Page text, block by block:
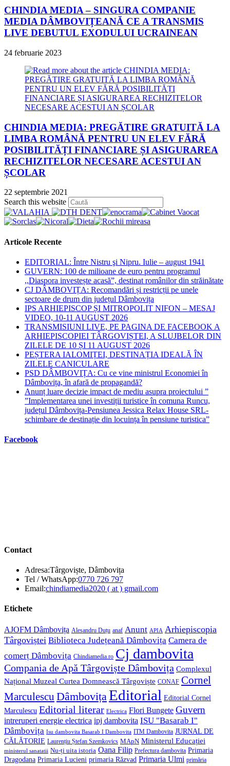
CHINDIA MEDIA – SINGURA COMPANIE
MEDIA DÂMBOVIȚEANĂ CE A TRANSMIS
LIVE DEBUTUL EXODULUI UCRAINEAN
24 februarie 2023
CHINDIA MEDIA: PREGĂTIRE GRATUITĂ LA
LIMBA ROMÂNĂ PENTRU UN ELEV FĂRĂ
POSIBILITĂȚI FINANCIARE ȘI ASIGURAREA
RECHIZITELOR NECESARE ACESTUI AN
ȘCOLAR
22 septembrie 2021
Search this website
Escape
Articole Recente
EDITORIAL: Între Nistru şi Nipru. Iulie – august 1941
GUVERN: 100 de milioane de euro pentru programul
,,Diaspora investește acasă”, destinat românilor din străinătate
CJ DÂMBOVIȚA: Recomandări și restricții pe unele
sectoare de drum din județul Dâmbovița
IPS ARHIEPISCOP ȘI MITROPOLIT NIFON – MESAJ
VIDEO, 10-11 AUGUST 2026
TRANSMISIUNI LIVE, PE PAGINA DE FACEBOOK A
ARHIEPISCOPIEI TÂRGOVIȘTEI, A SLUJBELOR DIN
ZILELE DE 10 ȘI 11 AUGUST 2026
PEȘTERA IALOMIȚEI, DESTINAȚIA IDEALĂ ÎN
ZILELE CANICULARE
PSD DÂMBOVIȚA: Cu ce vine ministrul Economiei în
Dâmbovița, în afară de propagandă?
Anunț luare decizie impact de mediu asupra proiectului ”
”Implementarea unei investiții turistice în comuna Runcu,
județul Dâmbovița-Pensiunea Jessica Relax House SRL-
schimbare de destinație din locuința în pensiune turistica”
Facebook
Contact
Adresa:Târgoviște, Dâmbovița
Tel / WhatsApp:0770 726 797Opens
in
Email:chindiamedia2020 ( at ) gmail.comOpens
Etichete
AJOFM Dâmbovița Alesandru Duțu anaf Anunt APIA Arhiepiscopia
Târgoviștei Biblioteca Județeană Dâmbovița Camera de
comerț Dâmbovița Chindiamedia.ro Cj dambovita
Compania de Apă Târgoviște Dâmbovița Complexul
Național Muzeal Curtea Domnească Târgoviște CONAF Cornel
Marculescu DâmbovițaEditorial Editorial Cornel
Marculescu Editorial literar Electrica Flori Bungete Guvern
intreruperi energie electrica ipj dambovita ISU "Basarab I"
Dâmbovița Isu dambovita Basarab I Dambovita ITM Dambovita JURNAL DE
CĂLĂTORIE Laurențiu Ștefan Szemkovics MApN Ministerul Educației
ministerul sanatatii Nu-ți uita istoria Oana Filip Prefectura dambovita Primaria
Dragodana Primaria Lucieni primaria Răzvad Primaria Ulmi primăria